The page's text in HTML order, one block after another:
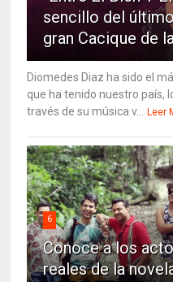
sencillo del
gran Cacique de
Diomedes Diaz ha sido el
que ha tenido nuestro país,
través de su música v...
Leer
6
Conoce a los
reales de la